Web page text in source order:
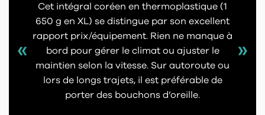
Cet intégral coréen en thermoplastique (1
650 g en XL) se distingue par son excellent
rapport prix/équipement. Rien ne manque à
bord pour gérer le climat ou ajuster le
maintien selon la vitesse. Sur autoroute ou
lors de longs trajets, il est préférable de
porter des bouchons d’oreille.